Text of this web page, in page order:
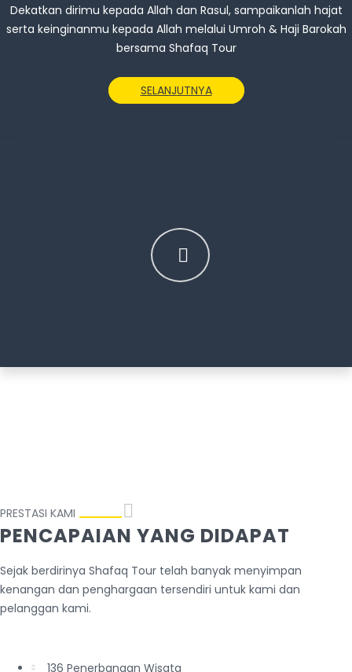
Dekatkan dirimu kepada Allah dan Rasul, sampaikanlah hajat
serta keinginanmu kepada Allah melalui Umroh & Haji Barokah
bersama Shafaq Tour
SELANJUTNYA
PRESTASI KAMI
PENCAPAIAN YANG DIDAPAT
Sejak berdirinya Shafaq Tour telah banyak menyimpan
kenangan dan penghargaan tersendiri untuk kami dan
pelanggan kami.
136 Penerbangan Wisata